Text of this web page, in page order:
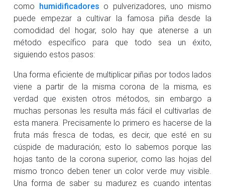
como humidificadores o pulverizadores, uno mismo
puede empezar a cultivar la famosa piña desde la
comodidad del hogar, solo hay que atenerse a un
método específico para que todo sea un éxito,
siguiendo estos pasos:
Una forma eficiente de multiplicar piñas por todos lados
viene a partir de la misma corona de la misma, es
verdad que existen otros métodos, sin embargo a
muchas personas les resulta más fácil el cultivarlas de
esta manera. Precisamente lo primero es hacerse de la
fruta más fresca de todas, es decir, que esté en su
cúspide de maduración; esto lo sabemos porque las
hojas tanto de la corona superior, como las hojas del
mismo tronco deben tener un color verde muy visible.
Una forma de saber su madurez es cuando intentas